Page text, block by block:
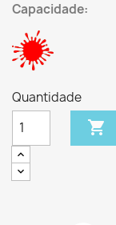
Capacidade:
Quantidade
